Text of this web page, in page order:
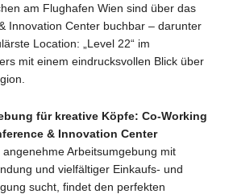
am Flughafen Wien sind über das
Innovation Center buchbar – darunter
Location: „Level 22“ im
mit einem eindrucksvollen Blick über
für kreative Köpfe: Co-Working
& Innovation Center
Arbeitsumgebung mit
und vielfältiger Einkaufs- und
sucht, findet den perfekten